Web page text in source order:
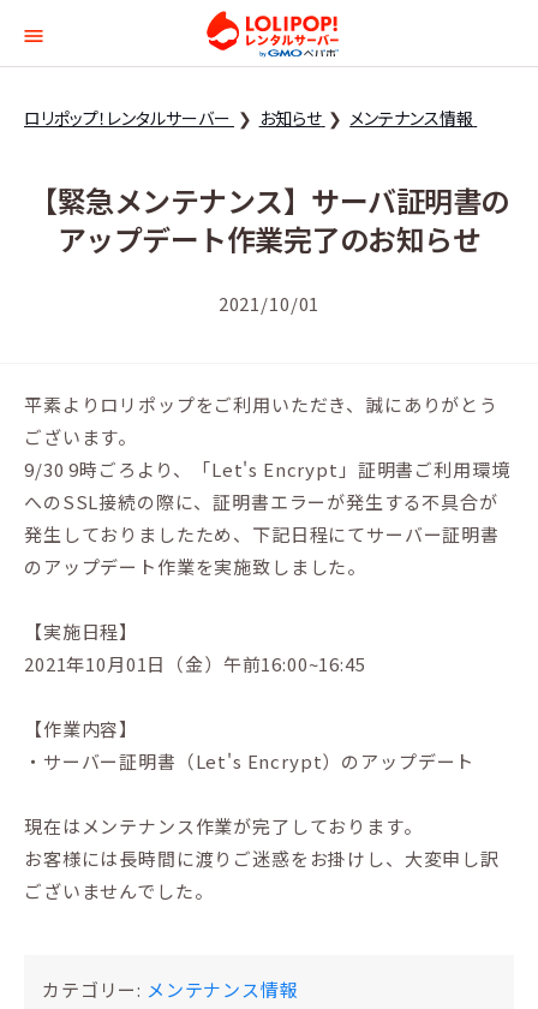
ロリポップ！レンタル
ロリポップ！レンタルサーバー お知らせ メンテナンス情報
【緊急メンテナンス】サーバ証明書の
アップデート作業完了のお知らせ
2021/10/01
平素よりロリポップをご利用いただき、誠にありがとう
ございます。
9/30 9時ごろより、「Let's Encrypt」証明書ご利用環境
へのSSL接続の際に、証明書エラーが発生する不具合が
発生しておりましたため、下記日程にてサーバー証明書
のアップデート作業を実施致しました。
【実施日程】
2021年10月01日（金）午前16:00~16:45
【作業内容】
・サーバー証明書（Let's Encrypt）のアップデート
現在はメンテナンス作業が完了しております。
お客様には長時間に渡りご迷惑をお掛けし、大変申し訳
ございませんでした。
カテゴリー: メンテナンス情報